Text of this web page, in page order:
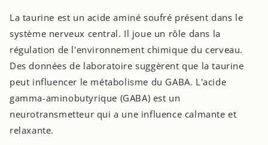
La taurine est un acide aminé soufré présent dans le
système nerveux central. Il joue un rôle dans la
régulation de l'environnement chimique du cerveau.
Des données de laboratoire suggèrent que la taurine
peut influencer le métabolisme du GABA. L'acide
gamma-aminobutyrique (GABA) est un
neurotransmetteur qui a une influence calmante et
relaxante.